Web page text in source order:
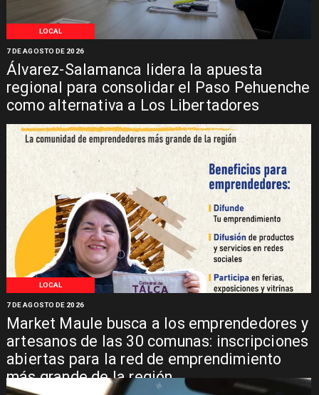
LOCAL
Álvarez-Salamanca lidera la apuesta
regional para consolidar el Paso Pehuenche
como alternativa a Los Libertadores
7 DE AGOSTO DE 2026
LOCAL
Market Maule busca a los emprendedores y
artesanos de las 30 comunas: inscripciones
abiertas para la red de emprendimiento
más grande de la región
7 DE AGOSTO DE 2026